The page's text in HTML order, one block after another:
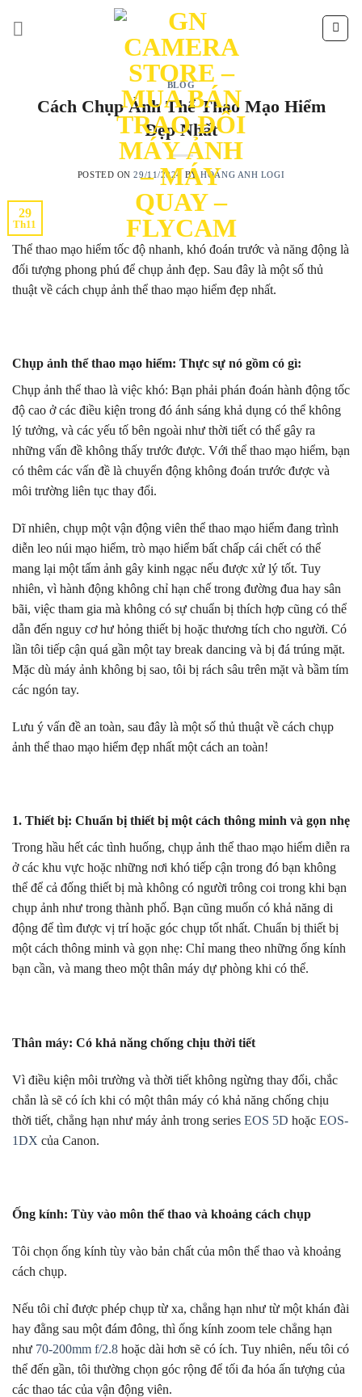
BLOG
Cách Chụp Ảnh Thể Thao Mạo Hiểm
Đẹp Nhất
POSTED ON29/11/2024 BYHOÀNG ANH LOGI
29
Th11
Thể thao mạo hiểm tốc độ nhanh, khó đoán trước và năng động là
đối tượng phong phú để chụp ảnh đẹp. Sau đây là một số thủ
thuật về cách chụp ảnh thể thao mạo hiểm đẹp nhất.
Chụp ảnh thể thao mạo hiểm: Thực sự nó gồm có gì:
Chụp ảnh thể thao là việc khó: Bạn phải phán đoán hành động tốc
độ cao ở các điều kiện trong đó ánh sáng khả dụng có thể không
lý tưởng, và các yếu tố bên ngoài như thời tiết có thể gây ra
những vấn đề không thấy trước được. Với thể thao mạo hiểm, bạn
có thêm các vấn đề là chuyển động không đoán trước được và
môi trường liên tục thay đổi.
Dĩ nhiên, chụp một vận động viên thể thao mạo hiểm đang trình
diễn leo núi mạo hiểm, trò mạo hiểm bất chấp cái chết có thể
mang lại một tấm ảnh gây kinh ngạc nếu được xử lý tốt. Tuy
nhiên, vì hành động không chỉ hạn chế trong đường đua hay sân
bãi, việc tham gia mà không có sự chuẩn bị thích hợp cũng có thể
dẫn đến nguy cơ hư hỏng thiết bị hoặc thương tích cho người. Có
lần tôi tiếp cận quá gần một tay break dancing và bị đá trúng mặt.
Mặc dù máy ảnh không bị sao, tôi bị rách sâu trên mặt và bầm tím
các ngón tay.
Lưu ý vấn đề an toàn, sau đây là một số thủ thuật về cách chụp
ảnh thể thao mạo hiểm đẹp nhất một cách an toàn!
1. Thiết bị: Chuẩn bị thiết bị một cách thông minh và gọn nhẹ
Trong hầu hết các tình huống, chụp ảnh thể thao mạo hiểm diễn ra
ở các khu vực hoặc những nơi khó tiếp cận trong đó bạn không
thể để cả đống thiết bị mà không có người trông coi trong khi bạn
chụp ảnh như trong thành phố. Bạn cũng muốn có khả năng di
động để tìm được vị trí hoặc góc chụp tốt nhất. Chuẩn bị thiết bị
một cách thông minh và gọn nhẹ: Chỉ mang theo những ống kính
bạn cần, và mang theo một thân máy dự phòng khi có thể.
Thân máy: Có khả năng chống chịu thời tiết
Vì điều kiện môi trường và thời tiết không ngừng thay đổi, chắc
chắn là sẽ có ích khi có một thân máy có khả năng chống chịu
thời tiết, chẳng hạn như máy ảnh trong series EOS 5D hoặc EOS-
1DX của Canon.
Ống kính: Tùy vào môn thể thao và khoảng cách chụp
Tôi chọn ống kính tùy vào bản chất của môn thể thao và khoảng
cách chụp.
Nếu tôi chỉ được phép chụp từ xa, chẳng hạn như từ một khán đài
hay đằng sau một đám đông, thì ống kính zoom tele chẳng hạn
như 70-200mm f/2.8 hoặc dài hơn sẽ có ích. Tuy nhiên, nếu tôi có
thể đến gần, tôi thường chọn góc rộng để tối đa hóa ấn tượng của
các thao tác của vận động viên.